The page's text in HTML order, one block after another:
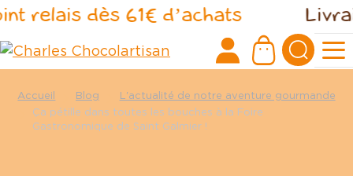
relais dès 61€ d’achats
Accueil Blog
L'actualité de notre aventure gourmande
Ça pétille dans toutes les bouches à la Foire
Gastronomique de Saint Galmier !
Panneau de gestion des cookies